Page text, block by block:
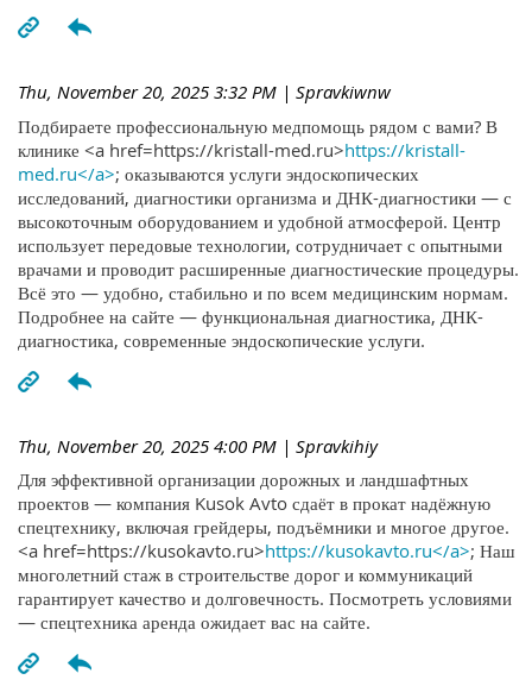
Thu, November 20, 2025 3:32 PM | Spravkiwnw
Подбираете профессиональную медпомощь рядом с вами? В
клинике <a href=https://kristall-med.ru>https://kristall-
med.ru</a>; оказываются услуги эндоскопических
исследований, диагностики организма и ДНК-диагностики — с
высокоточным оборудованием и удобной атмосферой. Центр
использует передовые технологии, сотрудничает с опытными
врачами и проводит расширенные диагностические процедуры.
Всё это — удобно, стабильно и по всем медицинским нормам.
Подробнее на сайте — функциональная диагностика, ДНК-
диагностика, современные эндоскопические услуги.
Thu, November 20, 2025 4:00 PM | Spravkihiy
Для эффективной организации дорожных и ландшафтных
проектов — компания Kusok Avto сдаёт в прокат надёжную
спецтехнику, включая грейдеры, подъёмники и многое другое.
<a href=https://kusokavto.ru>https://kusokavto.ru</a>; Наш
многолетний стаж в строительстве дорог и коммуникаций
гарантирует качество и долговечность. Посмотреть условиями
— спецтехника аренда ожидает вас на сайте.